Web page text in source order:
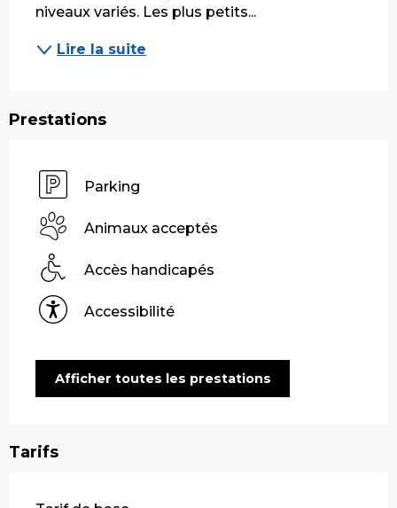
niveaux variés. Les plus petits...
Lire la suite
Prestations
Parking
Animaux acceptés
Accès handicapés
Accessibilité
Afficher toutes les prestations
Tarifs